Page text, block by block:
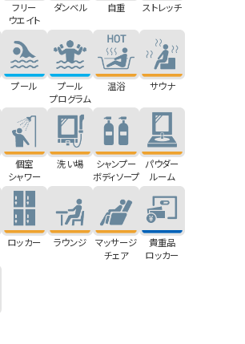
フリー
ウエイト
ダンベル 自重 ストレッチ
プール
プール
プログラム
温浴 サウナ
個室
シャワー
洗い場
シャンプー
ボディソープ
パウダー
ルーム
ロッカー ラウンジ
マッサージ
チェア
貴重品
ロッカー